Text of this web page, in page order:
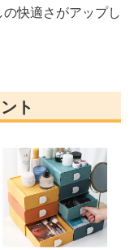
快適さがアップし
ト